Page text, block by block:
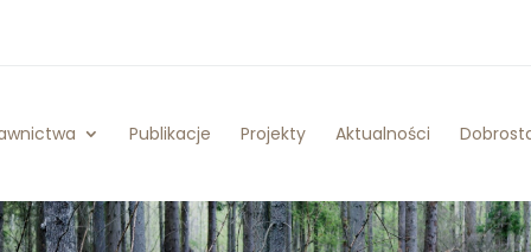
Publikacje Projekty Aktualności